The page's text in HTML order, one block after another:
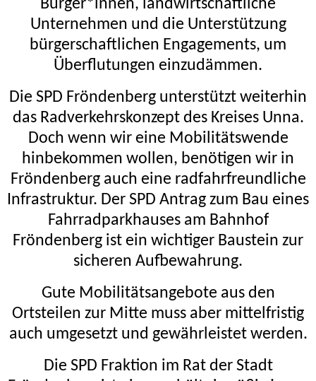
Bürger*innen, landwirtschaftliche
Unternehmen und die Unterstützung
bürgerschaftlichen Engagements, um
Überflutungen einzudämmen.
Die SPD Fröndenberg unterstützt weiterhin
das Radverkehrskonzept des Kreises Unna.
Doch wenn wir eine Mobilitätswende
hinbekommen wollen, benötigen wir in
Fröndenberg auch eine radfahrfreundliche
Infrastruktur. Der SPD Antrag zum Bau eines
Fahrradparkhauses am Bahnhof
Fröndenberg ist ein wichtiger Baustein zur
sicheren Aufbewahrung.
Gute Mobilitätsangebote aus den
Ortsteilen zur Mitte muss aber mittelfristig
auch umgesetzt und gewährleistet werden.
Die SPD Fraktion im Rat der Stadt